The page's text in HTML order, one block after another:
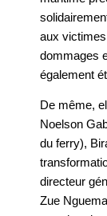
aux
dommages
également
De même,
Noelson
du ferry),
directeur
Zue